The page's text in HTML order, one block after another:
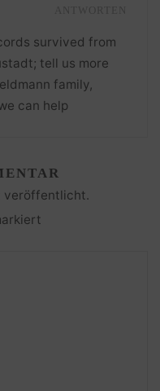
survived from
tell us more
family,
can help
veröffentlicht.